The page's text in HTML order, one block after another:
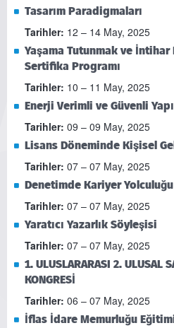
Tasarım Paradigmaları
Tarihler: 12 – 14 May, 2025
Yaşama Tutunmak ve İntihar
Sertifika Programı
Tarihler: 10 – 11 May, 2025
Enerji Verimli ve Güvenli
Tarihler: 09 – 09 May, 2025
Lisans Döneminde Kişisel
Tarihler: 07 – 07 May, 2025
Denetimde Kariyer Yolculuğu
Tarihler: 07 – 07 May, 2025
Yaratıcı Yazarlık Söyleşisi
Tarihler: 07 – 07 May, 2025
1. ULUSLARARASI 2. ULUSAL
KONGRESİ
Tarihler: 06 – 07 May, 2025
İflas İdare Memurluğu